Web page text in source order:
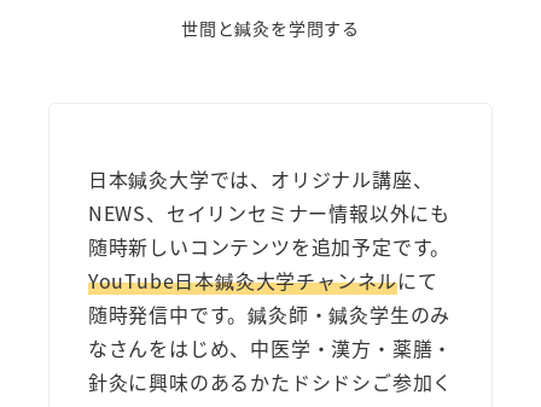
世間と鍼灸を学問する
日本鍼灸大学では、オリジナル講座、
NEWS、セイリンセミナー情報以外にも
随時新しいコンテンツを追加予定です。
YouTube日本鍼灸大学チャンネルにて
随時発信中です。鍼灸師・鍼灸学生のみ
なさんをはじめ、中医学・漢方・薬膳・
針灸に興味のあるかたドシドシご参加く